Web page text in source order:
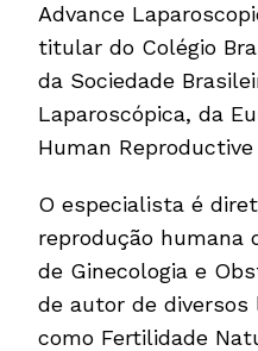
Advance
titular do Colégio
da Sociedade
Laparoscópica, da
Human Reproductive
O especialista é
reprodução
de Ginecologia e
de autor de diversos
como Fertilidade